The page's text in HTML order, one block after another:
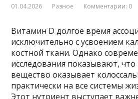
01.04.2026 Разное Комментарии: 0
Витамин D долгое время
исключительно с усвоением
костной ткани. Однако
исследования показывают, что
вещество оказывает
практически на все системы
Этот нутриент выступает